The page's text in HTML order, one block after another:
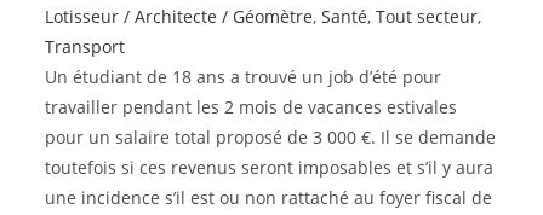
Lotisseur / Architecte / Géomètre,Santé,Tout secteur,
Transport
Un étudiant de 18 ans a trouvé un job d’été pour
travailler pendant les 2 mois de vacances estivales
pour un salaire total proposé de 3 000 €. Il se demande
toutefois si ces revenus seront imposables et s’il y aura
une incidence s’il est ou non rattaché au foyer fiscal de